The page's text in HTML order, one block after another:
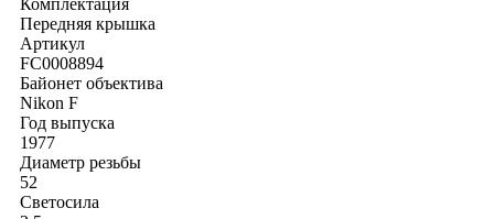
Передняя крышка
Артикул
FC0008894
Байонет объектива
Nikon F
Год выпуска
1977
Диаметр резьбы
52
Светосила